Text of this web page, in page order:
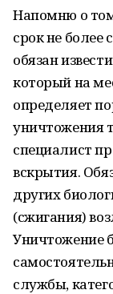
Напомню о
срок не более
обязан
который на
определяет
уничтожения
специалист
вскрытия.
других
(сжигания)
Уничтожение
службы,